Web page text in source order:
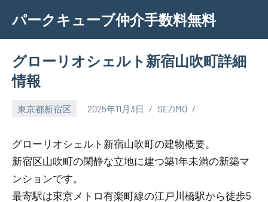
content
パークキューブ仲介手数料無料
グローリオシェルト新宿山吹町詳細
情報
東京都新宿区 2025年11月3日 SEZIMO
グローリオシェルト新宿山吹町の建物概要。
新宿区山吹町の閑静な立地に建つ築1年未満の新築マ
ンションです。
最寄駅は東京メトロ有楽町線の江戸川橋駅から徒歩5